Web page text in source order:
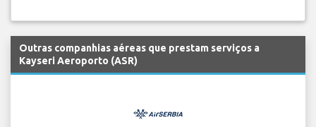
Outras companhias aéreas que prestam serviços a
Kayseri Aeroporto (ASR)